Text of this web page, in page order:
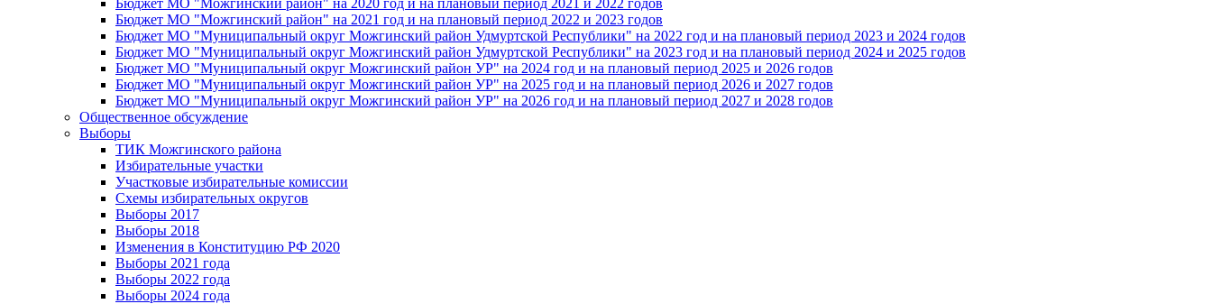
Бюджет МО "Можгинский район" на 2021 год и на плановый период 2022 и 2023 годов
Бюджет МО "Муниципальный округ Можгинский район Удмуртской Республики" на 2022 год и на плановый период 2023 и 2024 годов
Бюджет МО "Муниципальный округ Можгинский район Удмуртской Республики" на 2023 год и на плановый период 2024 и 2025 годов
Бюджет МО "Муниципальный округ Можгинский район УР" на 2024 год и на плановый период 2025 и 2026 годов
Бюджет МО "Муниципальный округ Можгинский район УР" на 2025 год и на плановый период 2026 и 2027 годов
Бюджет МО "Муниципальный округ Можгинский район УР" на 2026 год и на плановый период 2027 и 2028 годов
Общественное обсуждение
Выборы
ТИК Можгинского района
Избирательные участки
Участковые избирательные комиссии
Схемы избирательных округов
Выборы 2017
Выборы 2018
Изменения в Конституцию РФ 2020
Выборы 2021 года
Выборы 2022 года
Выборы 2024 года